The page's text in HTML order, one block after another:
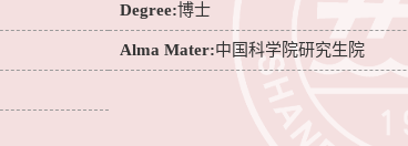
Degree:博士
Alma Mater:中国科学院研究生院